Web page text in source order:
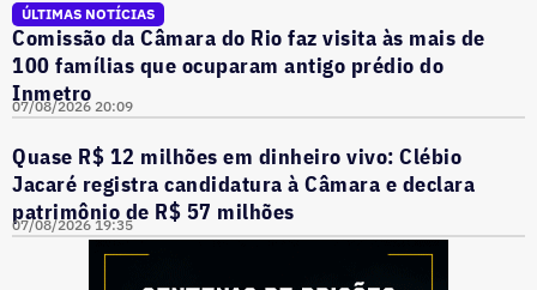
ÚLTIMAS NOTÍCIAS
Comissão da Câmara do Rio faz visita às mais de
100 famílias que ocuparam antigo prédio do
Inmetro
07/08/2026 20:09
Quase R$ 12 milhões em dinheiro vivo: Clébio
Jacaré registra candidatura à Câmara e declara
patrimônio de R$ 57 milhões
07/08/2026 19:35